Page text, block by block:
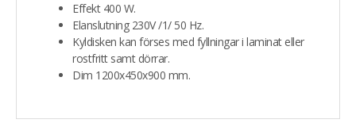
Effekt 400 W.
Elanslutning 230V /1/ 50 Hz.
Kyldisken kan förses med fyllningar i laminat eller
rostfritt samt dörrar.
Dim 1200x450x900 mm.